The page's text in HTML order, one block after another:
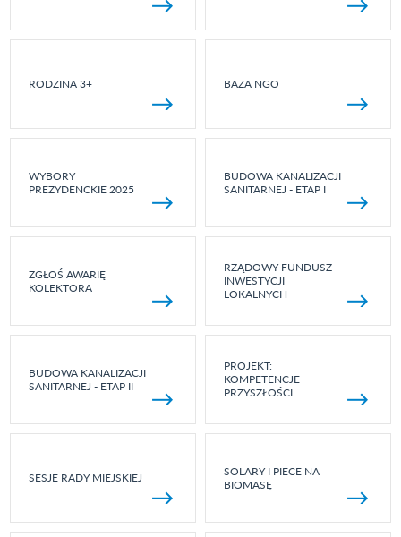
RODZINA 3+ BAZA NGO
WYBORY
PREZYDENCKIE 2025
BUDOWA KANALIZACJI
SANITARNEJ - ETAP I
ZGŁOŚ AWARIĘ
KOLEKTORA
RZĄDOWY FUNDUSZ
INWESTYCJI
LOKALNYCH
BUDOWA KANALIZACJI
SANITARNEJ - ETAP II
PROJEKT:
KOMPETENCJE
PRZYSZŁOŚCI
SESJE RADY MIEJSKIEJ
SOLARY I PIECE NA
BIOMASĘ